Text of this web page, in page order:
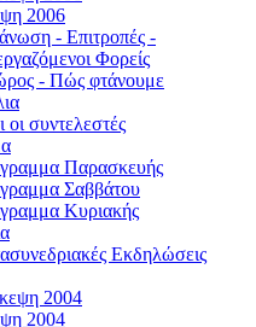
2006
- Επιτροπές -
Φορείς
- Πώς φτάνουμε
οι συντελεστές
Παρασκευής
Σαββάτου
Κυριακής
Εκδηλώσεις
2004
2004